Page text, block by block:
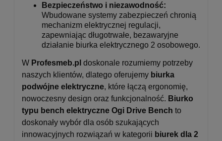
Bezpieczeństwo i niezawodność:
Wbudowane systemy zabezpieczeń chronią
mechanizm elektrycznej regulacji,
zapewniając długotrwałe, bezawaryjne
działanie biurka elektrycznego 2 osobowego.
W Profesmeb.pl doskonale rozumiemy potrzeby
naszych klientów, dlatego oferujemy biurka
podwójne elektryczne, które łączą ergonomię,
nowoczesny design oraz funkcjonalność. Biurko
typu bench elektryczne Ogi Drive Bench to
doskonały wybór dla osób szukających
innowacyjnych rozwiązań w kategorii biurek dla 2